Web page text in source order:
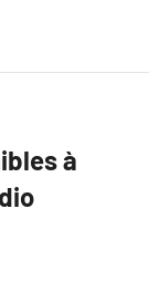
à